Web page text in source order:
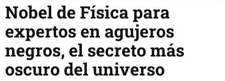
Nobel de Física para
expertos en agujeros
negros, el secreto más
oscuro del universo